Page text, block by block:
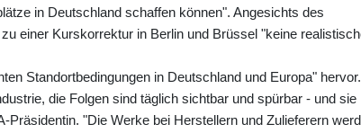
in Deutschland schaffen können". Angesichts des
einer Kurskorrektur in Berlin und Brüssel "keine
Standortbedingungen in Deutschland und Europa" hervor.
die Folgen sind täglich sichtbar und spürbar - und sie
"Die Werke bei Herstellern und Zulieferern